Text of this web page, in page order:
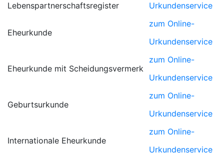
Lebenspartnerschaftsregister
Urkundenservice
Eheurkunde
zum Online-
Urkundenservice
Eheurkunde mit Scheidungsvermerk
zum Online-
Urkundenservice
Geburtsurkunde
zum Online-
Urkundenservice
Internationale Eheurkunde
zum Online-
Urkundenservice